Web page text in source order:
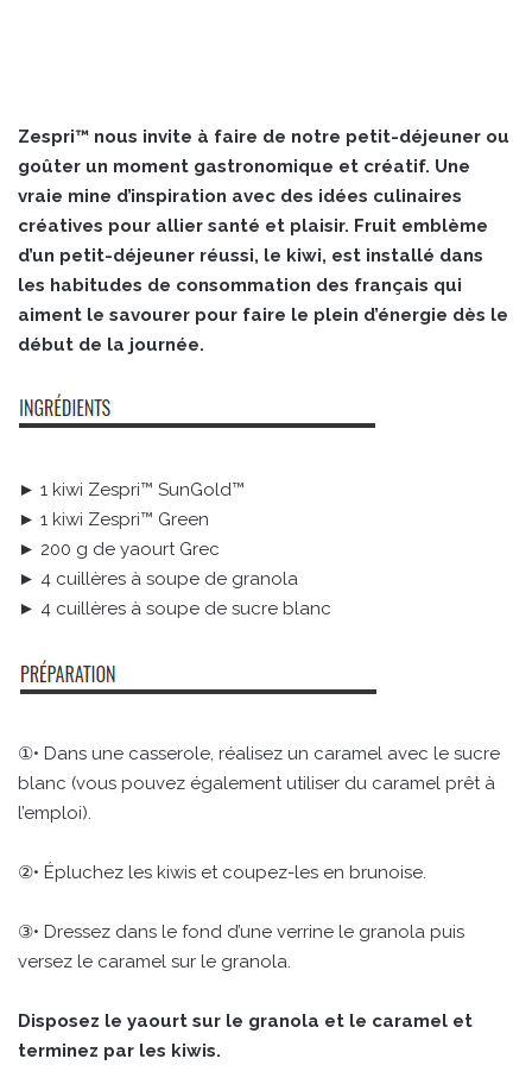
Zespri™ nous invite à faire de notre petit-déjeuner ou
goûter un moment gastronomique et créatif. Une
vraie mine d’inspiration avec des idées culinaires
créatives pour allier santé et plaisir. Fruit emblème
d’un petit-déjeuner réussi, le kiwi, est installé dans
les habitudes de consommation des français qui
aiment le savourer pour faire le plein d’énergie dès le
début de la journée.
► 1 kiwi Zespri™ SunGold™
► 1 kiwi Zespri™ Green
► 200 g de yaourt Grec
► 4 cuillères à soupe de granola
► 4 cuillères à soupe de sucre blanc
①• Dans une casserole, réalisez un caramel avec le sucre
blanc (vous pouvez également utiliser du caramel prêt à
l’emploi).
②• Épluchez les kiwis et coupez-les en brunoise.
③• Dressez dans le fond d’une verrine le granola puis
versez le caramel sur le granola.
Disposez le yaourt sur le granola et le caramel et
terminez par les kiwis.